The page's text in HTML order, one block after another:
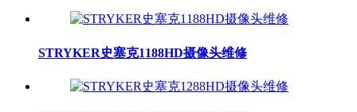
STRYKER史塞克1188HD摄像头维修